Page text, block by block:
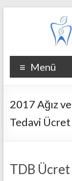
Ataman
Ağız
ve
Diş
Ağız
ve
Menü
2017 Ağız
Tedavi
TDB